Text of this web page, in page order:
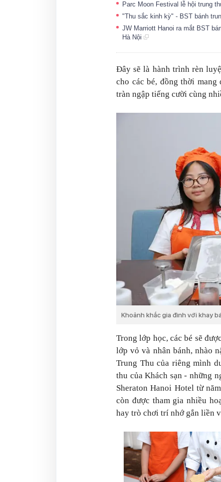
Parc Moon Festival lễ hội trung
"Thu sắc kinh kỳ" - BST bánh
JW Marriott Hanoi ra mắt BST
Hà Nội
Đây sẽ là hành trình rèn
cho các bé, đồng thời
tràn ngập tiếng cười cùng
Khoảnh khắc gia đình với khay
Trong lớp học, các bé sẽ
lớp vỏ và nhân bánh, nhào
Trung Thu của riêng mình
thu của Khách sạn - những
Sheraton Hanoi Hotel từ
còn được tham gia nhiều
hay trò chơi trí nhớ gắn liền